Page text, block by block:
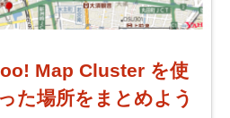
Map Cluster を使
た場所をまとめよう